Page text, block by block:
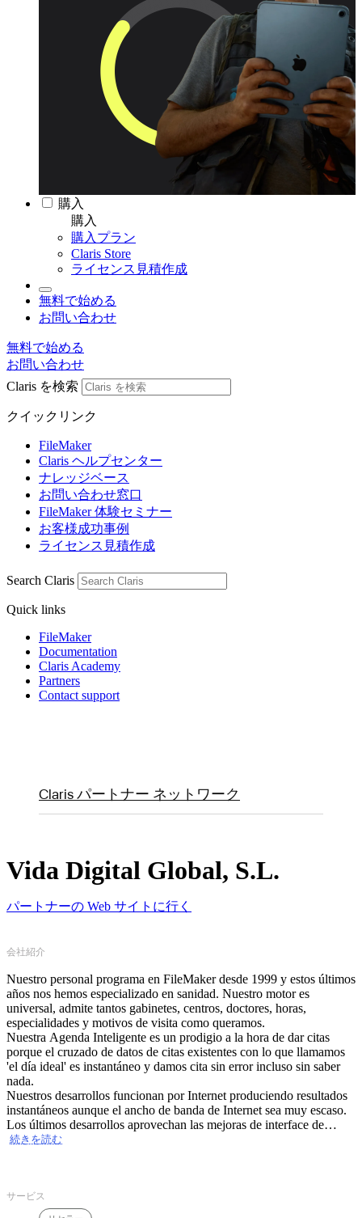
購入
購入
購入プラン
Claris Store
ライセンス見積作成
無料で始める
お問い合わせ
無料で始める
お問い合わせ
Claris を検索
クイックリンク
FileMaker
Claris ヘルプセンター
ナレッジベース
お問い合わせ窓口
FileMaker 体験セミナー
お客様成功事例
ライセンス見積作成
Search Claris
Quick links
FileMaker
Documentation
Claris Academy
Partners
Contact support
Claris パートナー ネットワーク
Vida Digital Global, S.L.
パートナーの Web サイトに行く
会社紹介
Nuestro personal programa en FileMaker desde 1999 y estos últimos
años nos hemos especializado en sanidad. Nuestro motor es
universal, admite tantos gabinetes, centros, doctores, horas,
especialidades y motivos de visita como queramos.
Nuestra Agenda Inteligente es un prodigio a la hora de dar citas
porque el cruzado de datos de citas existentes con lo que llamamos
'el día ideal' es instantáneo y damos cita sin error incluso sin saber
nada.
Nuestros desarrollos funcionan por Internet produciendo resultados
instantáneos aunque el ancho de banda de Internet sea muy escaso.
Los últimos desarrollos aprovechan las mejoras de interface de
usuario de FileMaker 12.
¿Sabes usar Mac OS X o usar un navegador?, pues entonces sabes
usar nuestro software.
続きを読む
サービス